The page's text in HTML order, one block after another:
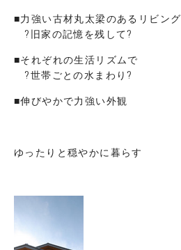
■力強い古材丸太梁のあるリビング
?旧家の記憶を残して?
■それぞれの生活リズムで
?世帯ごとの水まわり?
■伸びやかで力強い外観
ゆったりと穏やかに暮らす